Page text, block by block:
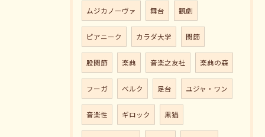
ムジカノーヴァ 舞台 観劇
ピアニーク カラダ大学 関節
股関節 楽典 音楽之友社 楽典の森
フーガ ベルク 足台 ユジャ・ワン
音楽性 ギロック 黒猫